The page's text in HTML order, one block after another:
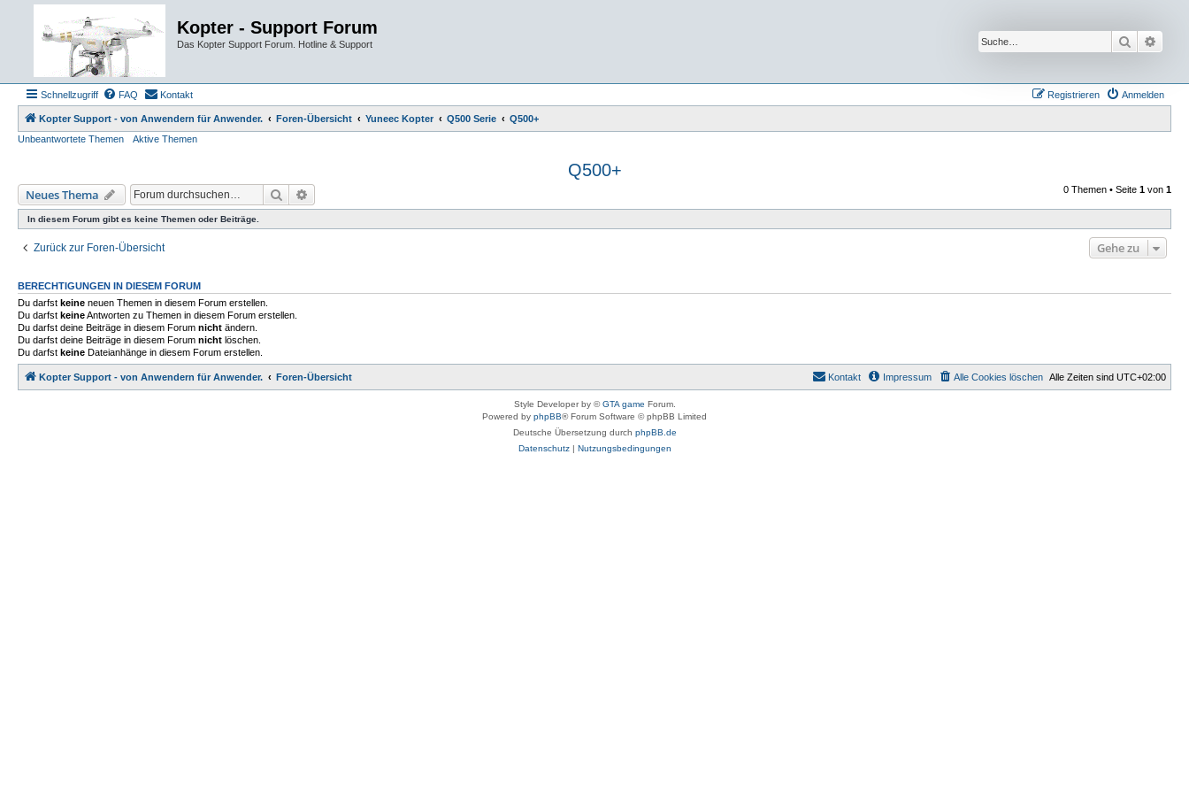
Kopter - Support Forum
Das Kopter Support Forum. Hotline & Support Suche
Schnellzugriff FAQ Kontakt Anmelden
Registrieren
Kopter Support - von Anwendern für Anwender. Foren-Übersicht Yuneec Kopter Q500 Serie
Q500+
Unbeantwortete Themen
Aktive Themen
Q500+
Neues Thema Suche 0 Themen • Seite 1 von 1
In diesem Forum gibt es keine Themen oder Beiträge.
Zurück zur Foren-Übersicht Gehe zu
BERECHTIGUNGEN IN DIESEM FORUM
Du darfst keine neuen Themen in diesem Forum erstellen.
Du darfst keineAntworten zu Themen in diesem Forum erstellen.
Du darfst deine Beiträge in diesem Forum nicht ändern.
Du darfst deine Beiträge in diesem Forum nicht löschen.
Du darfst keine Dateianhänge in diesem Forum erstellen.
Kopter Support - von Anwendern für Anwender. Foren-Übersicht Alle Zeiten sind UTC+02:00
Alle Cookies löschen
Impressum
Kontakt
Style Developer by ©GTA game Forum.
Powered by phpBB® Forum Software © phpBB Limited
Deutsche Übersetzung durch phpBB.de
Datenschutz| Nutzungsbedingungen